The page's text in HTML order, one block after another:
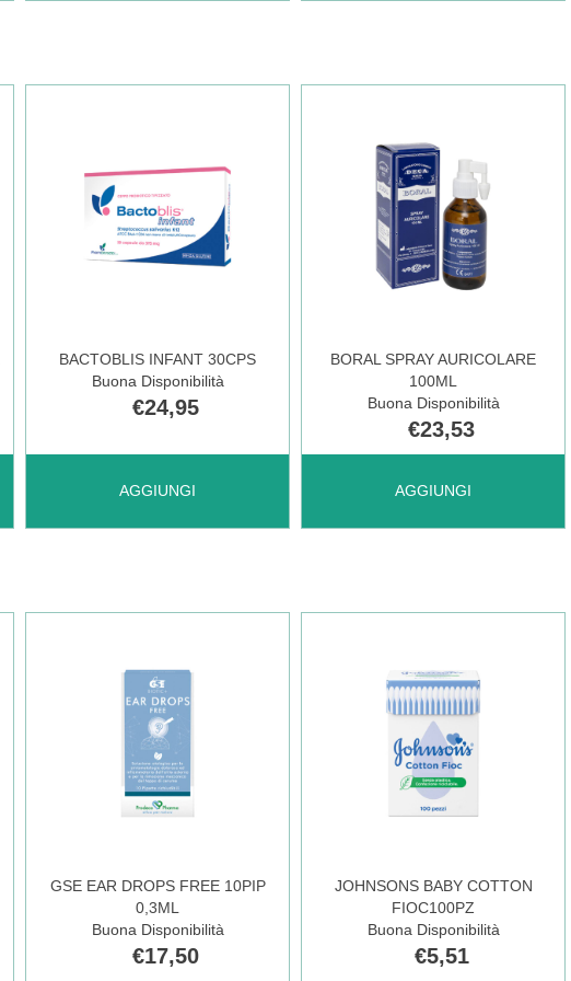
CARRELLO SPR50ML AL
CARRELLO
BACTOBLIS INFANT 30CPS
Buona Disponibilità
€24,95
AGGIUNGI
AGGIUNGI BACTOBLIS
CARRELLO
BORAL SPRAY AURICOLARE
100ML
Buona Disponibilità
€23,53
AGGIUNGI
AGGIUNGI BORAL
100ML AL
CARRELLO
GSE EAR DROPS FREE 10PIP
0,3ML
Buona Disponibilità
€17,50
JOHNSONS BABY COTTON
FIOC100PZ
Buona Disponibilità
€5,51